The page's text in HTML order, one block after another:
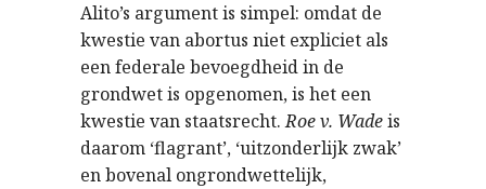
Alito’s argument is simpel: omdat de
kwestie van abortus niet expliciet als
een federale bevoegdheid in de
grondwet is opgenomen, is het een
kwestie van staatsrecht.Roe v. Wadeis
daarom ‘flagrant’, ‘uitzonderlijk zwak’
en bovenal ongrondwettelijk,